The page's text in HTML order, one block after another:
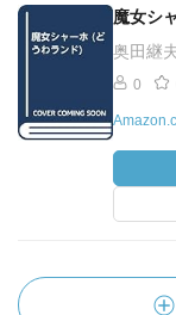
魔女シ
奥田継
0